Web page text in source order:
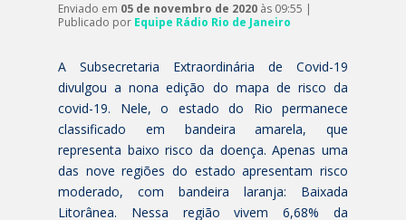
Enviado em 05 de novembro de 2020 às 09:55 |
Publicado por Equipe Rádio Rio de Janeiro
A Subsecretaria Extraordinária de Covid-19
divulgou a nona edição do mapa de risco da
covid-19. Nele, o estado do Rio permanece
classificado em bandeira amarela, que
representa baixo risco da doença. Apenas uma
das nove regiões do estado apresentam risco
moderado, com bandeira laranja: Baixada
Litorânea. Nessa região vivem 6,68% da